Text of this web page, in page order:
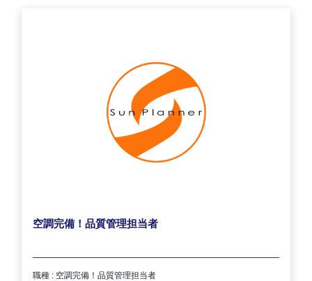
空調完備！品質管理担当者
職種 : 空調完備！品質管理担当者